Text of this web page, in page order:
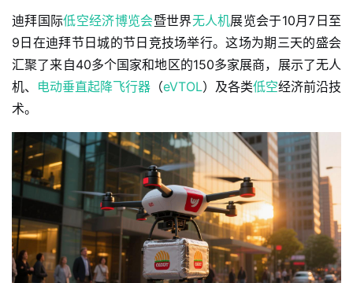
迪拜国际低空经济博览会暨世界无人机展览会于10月7日至
9日在迪拜节日城的节日竞技场举行。这场为期三天的盛会
汇聚了来自40多个国家和地区的150多家展商，展示了无人
机、 电动垂直起降飞行器 （eVTOL）及各类低空经济前沿技
术。